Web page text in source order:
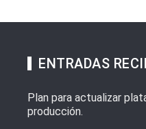
ENTRADAS
Plan para actualizar
producción.